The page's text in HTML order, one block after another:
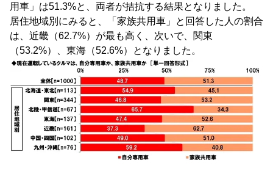
用車」は51.3%と、両者が拮抗する結果となりました。
居住地域別にみると、「家族共用車」と回答した人の割合
は、近畿（62.7%）が最も高く、次いで、関東
（53.2%）、東海（52.6%）となりました。